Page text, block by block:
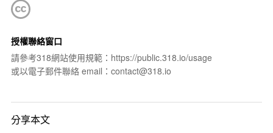
授權聯絡窗口
請參考318網站使用規範：https://public.318.io/usage
或以電子郵件聯絡 email：contact@318.io
分享本文